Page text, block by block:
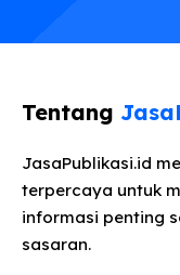
Tentang
JasaPublikasi.id
terpercaya untuk
informasi penting
sasaran.